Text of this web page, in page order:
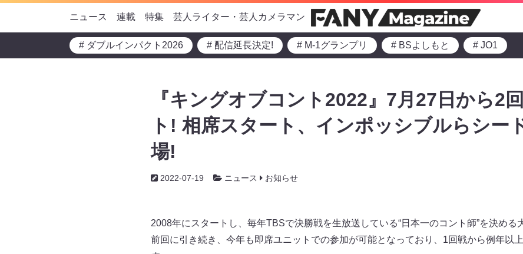
ニュース 連載 特集 芸人ライター・芸人カメラマン
# ダブルインパクト2026 # 配信延長決定! # M-1グランプリ # BSよしもと # JO1
『キングオブコント2022』7月27日から2
ト! 相席スタート、インポッシブルらシー
場!
2022-07-19 ニュース お知らせ
2008年にスタートし、毎年TBSで決勝戦を生放送している“日本一のコント師”を決める
前回に引き続き、今年も即席ユニットでの参加が可能となっており、1回戦から例年以